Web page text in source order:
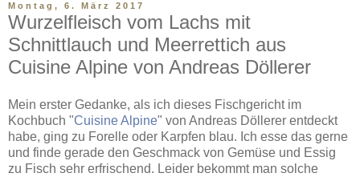
Montag, 6. März 2017
Wurzelfleisch vom Lachs mit
Schnittlauch und Meerrettich aus
Cuisine Alpine von Andreas Döllerer
Mein erster Gedanke, als ich dieses Fischgericht im
Kochbuch "Cuisine Alpine" von Andreas Döllerer entdeckt
habe, ging zu Forelle oder Karpfen blau. Ich esse das gerne
und finde gerade den Geschmack von Gemüse und Essig
zu Fisch sehr erfrischend. Leider bekommt man solche